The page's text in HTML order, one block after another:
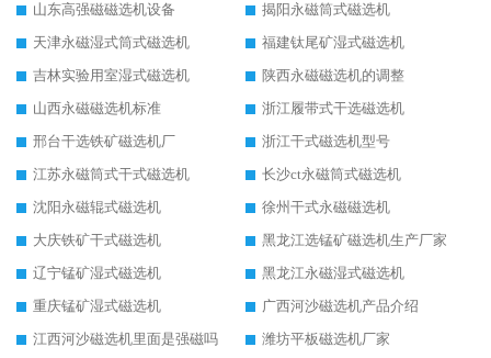
山东高强磁磁选机设备
揭阳永磁筒式磁选机
天津永磁湿式筒式磁选机
福建钛尾矿湿式磁选机
吉林实验用室湿式磁选机
陕西永磁磁选机的调整
山西永磁磁选机标准
浙江履带式干选磁选机
邢台干选铁矿磁选机厂
浙江干式磁选机型号
江苏永磁筒式干式磁选机
长沙ct永磁筒式磁选机
沈阳永磁辊式磁选机
徐州干式永磁磁选机
大庆铁矿干式磁选机
黑龙江选锰矿磁选机生产厂家
辽宁锰矿湿式磁选机
黑龙江永磁湿式磁选机
重庆锰矿湿式磁选机
广西河沙磁选机产品介绍
江西河沙磁选机里面是强磁吗
潍坊平板磁选机厂家